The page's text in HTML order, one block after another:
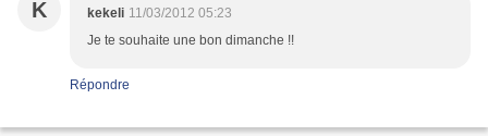
K kekeli 11/03/2012 05:23
Je te souhaite une bon dimanche !!
Répondre